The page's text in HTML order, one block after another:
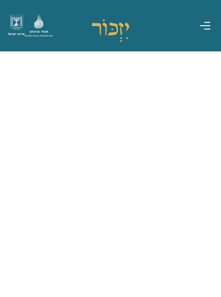
מדינת ישראל
משרד הביטחון
אגף משפחות, הנצחה ומורשת